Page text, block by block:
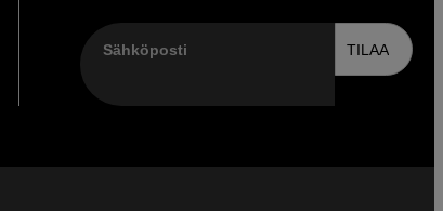
Sähköposti TILAA